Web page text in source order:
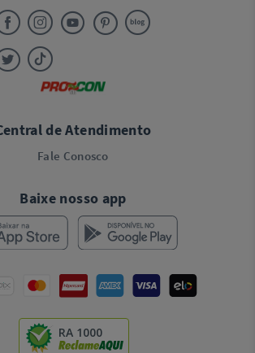
de Atendimento
Fale Conosco
Baixe nosso app
RA 1000